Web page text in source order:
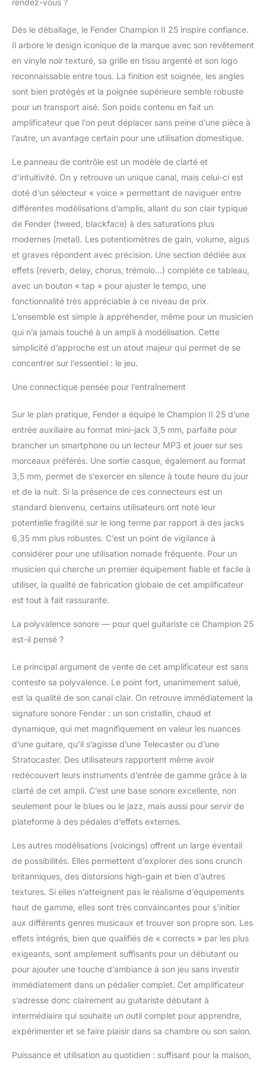
de distorsion
britanniques et
modernes. Du jazz à la
country, du blues au
trouver le bon son. Il
existe également une
sélection d'effets
intégrés comprenant
écho, chorus, trémolo,
Vibratone et bien plus
encore. Les temps de
retard et les vitesses de
trémolo peuvent
facilement être réglés
avec le bouton TAP
pour correspondre aux
tempos des chansons.
Les autres
fonctionnalités incluent
une entrée auxiliaire
facile à des appareils
externes, une sortie
casque pour la pratique
privée, un port USB sur
bien plus encore.
rendez-vous ?
Dès le déballage, le Fender Champion II 25 inspire confiance.
Il arbore le design iconique de la marque avec son revêtement
en vinyle noir texturé, sa grille en tissu argenté et son logo
reconnaissable entre tous. La finition est soignée, les angles
sont bien protégés et la poignée supérieure semble robuste
pour un transport aisé. Son poids contenu en fait un
amplificateur que l’on peut déplacer sans peine d’une pièce à
l’autre, un avantage certain pour une utilisation domestique.
Le panneau de contrôle est un modèle de clarté et
d’intuitivité. On y retrouve un unique canal, mais celui-ci est
doté d’un sélecteur « voice » permettant de naviguer entre
différentes modélisations d’amplis, allant du son clair typique
de Fender (tweed, blackface) à des saturations plus
modernes (metal). Les potentiomètres de gain, volume, aigus
et graves répondent avec précision. Une section dédiée aux
effets (reverb, delay, chorus, trémolo…) complète ce tableau,
avec un bouton « tap » pour ajuster le tempo, une
fonctionnalité très appréciable à ce niveau de prix.
L’ensemble est simple à appréhender, même pour un musicien
qui n’a jamais touché à un ampli à modélisation. Cette
simplicité d’approche est un atout majeur qui permet de se
concentrer sur l’essentiel : le jeu.
Une connectique pensée pour l’entraînement
Sur le plan pratique, Fender a équipé le Champion II 25 d’une
entrée auxiliaire au format mini-jack 3,5 mm, parfaite pour
brancher un smartphone ou un lecteur MP3 et jouer sur ses
morceaux préférés. Une sortie casque, également au format
3,5 mm, permet de s’exercer en silence à toute heure du jour
et de la nuit. Si la présence de ces connecteurs est un
standard bienvenu, certains utilisateurs ont noté leur
potentielle fragilité sur le long terme par rapport à des jacks
6,35 mm plus robustes. C’est un point de vigilance à
considérer pour une utilisation nomade fréquente. Pour un
musicien qui cherche un premier équipement fiable et facile à
utiliser, la qualité de fabrication globale de cet amplificateur
est tout à fait rassurante.
La polyvalence sonore — pour quel guitariste ce Champion 25
est-il pensé ?
Le principal argument de vente de cet amplificateur est sans
conteste sa polyvalence. Le point fort, unanimement salué,
est la qualité de son canal clair. On retrouve immédiatement la
signature sonore Fender : un son cristallin, chaud et
dynamique, qui met magnifiquement en valeur les nuances
d’une guitare, qu’il s’agisse d’une Telecaster ou d’une
Stratocaster. Des utilisateurs rapportent même avoir
redécouvert leurs instruments d’entrée de gamme grâce à la
clarté de cet ampli. C’est une base sonore excellente, non
seulement pour le blues ou le jazz, mais aussi pour servir de
plateforme à des pédales d’effets externes.
Les autres modélisations (voicings) offrent un large éventail
de possibilités. Elles permettent d’explorer des sons crunch
britanniques, des distorsions high-gain et bien d’autres
textures. Si elles n’atteignent pas le réalisme d’équipements
haut de gamme, elles sont très convaincantes pour s’initier
aux différents genres musicaux et trouver son propre son. Les
effets intégrés, bien que qualifiés de « corrects » par les plus
exigeants, sont amplement suffisants pour un débutant ou
pour ajouter une touche d’ambiance à son jeu sans investir
immédiatement dans un pédalier complet. Cet amplificateur
s’adresse donc clairement au guitariste débutant à
intermédiaire qui souhaite un outil complet pour apprendre,
expérimenter et se faire plaisir dans sa chambre ou son salon.
Puissance et utilisation au quotidien : suffisant pour la maison,